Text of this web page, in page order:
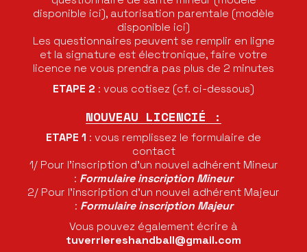
disponible ici), autorisation parentale (modèle
disponible ici)
Les questionnaires peuvent se remplir en ligne
et la signature est électronique, faire votre
licence ne vous prendra pas plus de 2 minutes
ETAPE 2 : vous cotisez (cf. ci-dessous)
NOUVEAU LICENCIÉ :
ETAPE 1 : vous remplissez le formulaire de
contact
1/ Pour l’inscription d’un nouvel adhérent Mineur
: Formulaire inscription Mineur
2/ Pour l’inscription d’un nouvel adhérent Majeur
: Formulaire inscription Majeur
Vous pouvez également écrire à
tuverriereshandball@gmail.com